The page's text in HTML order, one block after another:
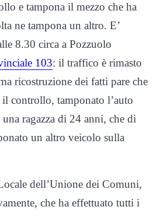
e tampona il mezzo che ha
ne tampona un altro. E’
8.30 circa a Pozzuolo
103: il traffico è rimasto
ricostruzione dei fatti pare che
controllo, tamponato l’auto
ragazza di 24 anni, che di
un altro veicolo sulla
dell’Unione dei Comuni,
che ha effettuato tutti i